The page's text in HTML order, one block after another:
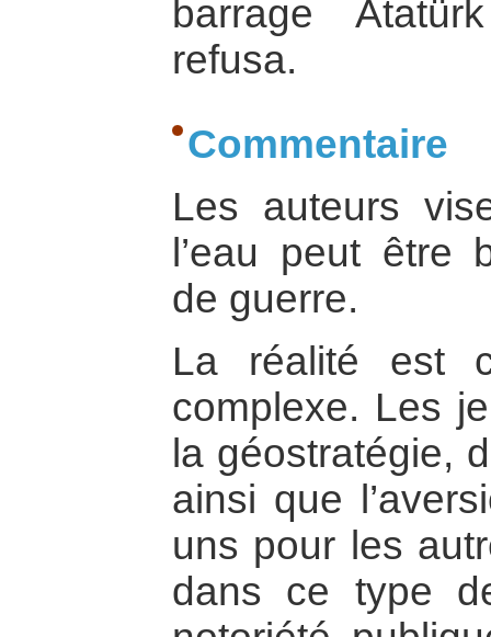
barrage
refusa.
Commentaire
Les auteurs
l’eau peut être
de guerre.
La réalité est
complexe. Les
la géostratégie,
ainsi que
uns pour les
dans ce type